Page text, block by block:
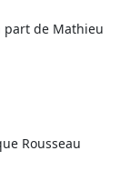
part de Mathieu
Rousseau